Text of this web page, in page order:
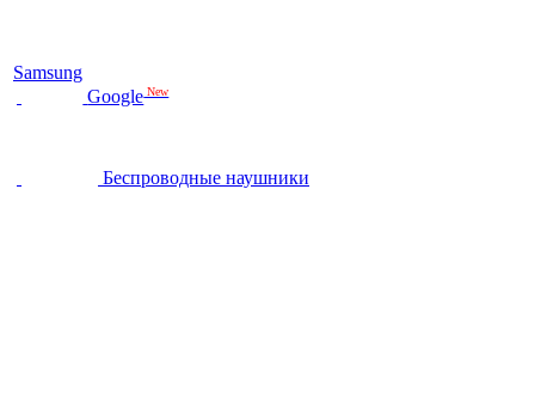
Samsung
Google New
Беспроводные наушники